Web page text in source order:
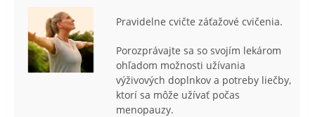
Pravidelne cvičte záťažové cvičenia.
Porozprávajte sa so svojím lekárom
ohľadom možnosti užívania
výživových doplnkov a potreby liečby,
ktorí sa môže užívať počas
menopauzy.